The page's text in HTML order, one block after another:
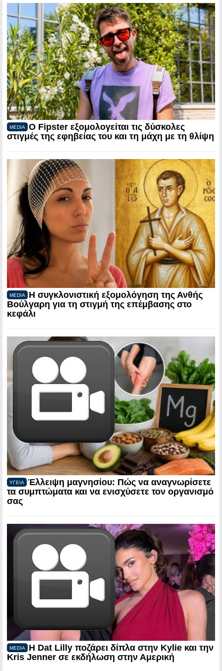
MEDIA
Ο Fipster εξομολογείται τις δύσκολες
στιγμές της εφηβείας του και τη μάχη με τη θλίψη
MEDIA
Η συγκλονιστική εξομολόγηση της Ανθής
Βούλγαρη για τη στιγμή της επέμβασης στο
κεφάλι
ΥΓΕΙΑ
Έλλειψη μαγνησίου: Πώς να αναγνωρίσετε
τα συμπτώματα και να ενισχύσετε τον οργανισμό
σας
MEDIA
Η Dat Lilly ποζάρει δίπλα στην Kylie και την
Kris Jenner σε εκδήλωση στην Αμερική